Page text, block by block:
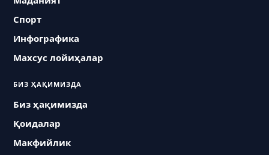
Спорт
Инфографика
Махсус лойиҳалар
БИЗ ҲАҚИМИЗДА
Биз ҳақимизда
Қоидалар
Макфийлик